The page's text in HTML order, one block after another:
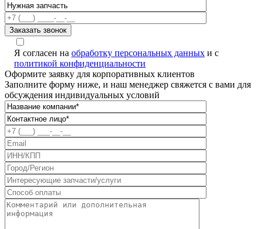
Я согласен на обработку персональных данных и с
политикой конфиденциальности
Оформите заявку для корпоративных клиентов
Заполните форму ниже, и наш менеджер свяжется с вами для
обсуждения индивидуальных условий